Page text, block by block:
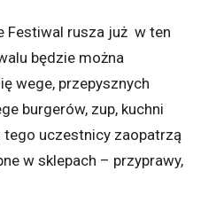
Festiwal rusza już w ten
będzie można
wege, przepysznych
burgerów, zup, kuchni
uczestnicy zaopatrzą
w sklepach – przyprawy,